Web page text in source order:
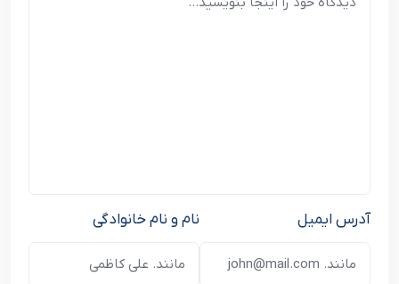
نام و نام خانوادگی آدرس ایمیل